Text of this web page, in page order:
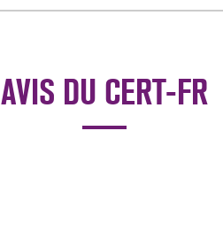
AVIS DU CERT-FR